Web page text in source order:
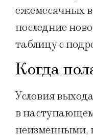
ежемесячных
последние
таблицу с
Когда
Условия
в
неизменными,